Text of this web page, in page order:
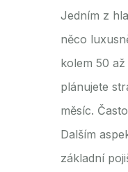
Jedním z
něco
kolem 50
plánujete
měsíc.
Dalším
základní